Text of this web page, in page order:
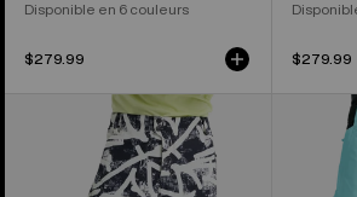
Disponible en 6 couleurs
$279.99 $279.99
décontracté
3 couches
Reserve